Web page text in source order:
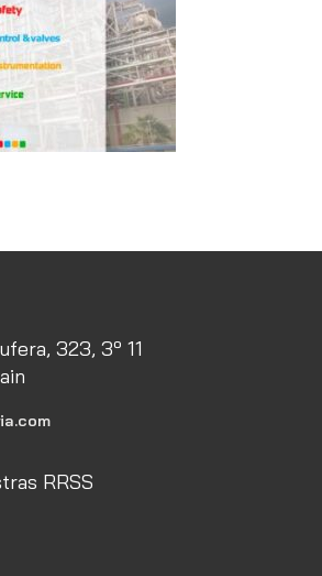
323, 3º 11
RRSS